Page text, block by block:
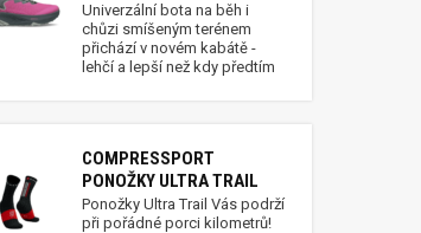
Univerzální bota na běh i
chůzi smíšeným terénem
přichází v novém kabátě -
lehčí a lepší než kdy předtím
COMPRESSPORT
PONOŽKY ULTRA TRAIL
Ponožky Ultra Trail Vás podrží
při pořádné porci kilometrů!